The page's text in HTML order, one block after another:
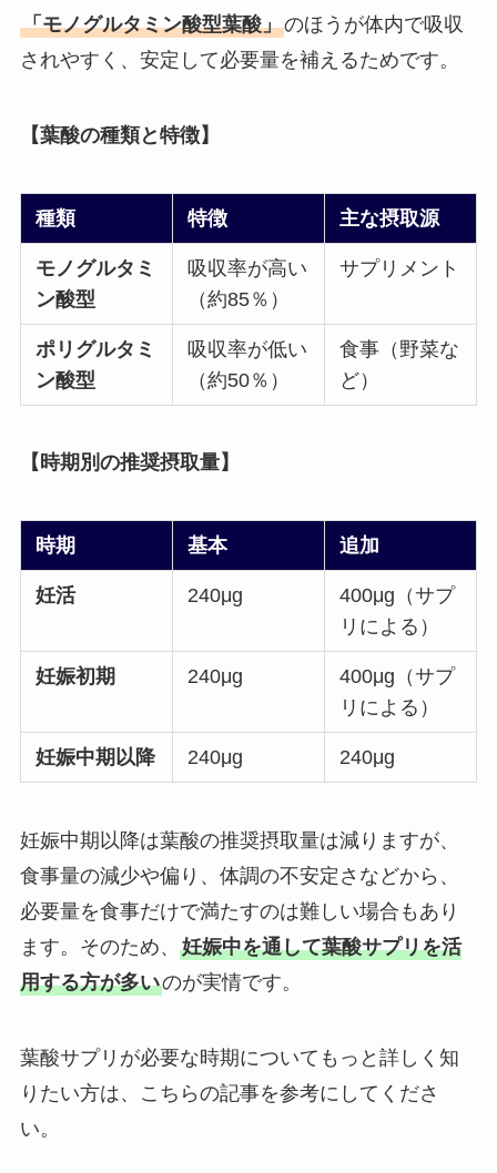
「モノグルタミン酸型葉酸」のほうが体内で吸収
されやすく、安定して必要量を補えるためです。
【葉酸の種類と特徴】
種類 特徴 主な摂取源
モノグルタミ
ン酸型
吸収率が高い
（約85％）
サプリメント
ポリグルタミ
ン酸型
吸収率が低い
（約50％）
食事（野菜な
ど）
【時期別の推奨摂取量】
時期 基本 追加
妊活 240μg
400μg（サプ
リによる）
妊娠初期 240μg
400μg（サプ
リによる）
妊娠中期以降 240μg 240μg
妊娠中期以降は葉酸の推奨摂取量は減りますが、
食事量の減少や偏り、体調の不安定さなどから、
必要量を食事だけで満たすのは難しい場合もあり
ます。そのため、 妊娠中を通して葉酸サプリを活
用する方が多いのが実情です。
葉酸サプリが必要な時期についてもっと詳しく知
りたい方は、こちらの記事を参考にしてくださ
い。